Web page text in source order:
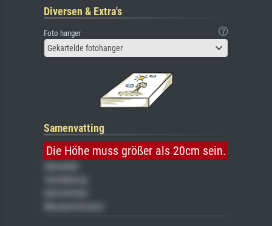
Diversen & Extra's
Foto hanger
Gekartelde fotohanger
Samenvatting
Die Höhe muss größer als 20cm sein.
Veredelung
Museumslizenz